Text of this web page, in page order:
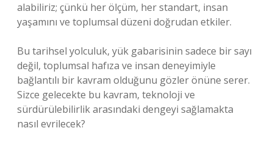
alabiliriz; çünkü her ölçüm, her standart, insan
yaşamını ve toplumsal düzeni doğrudan etkiler.
Bu tarihsel yolculuk, yük gabarisinin sadece bir sayı
değil, toplumsal hafıza ve insan deneyimiyle
bağlantılı bir kavram olduğunu gözler önüne serer.
Sizce gelecekte bu kavram, teknoloji ve
sürdürülebilirlik arasındaki dengeyi sağlamakta
nasıl evrilecek?